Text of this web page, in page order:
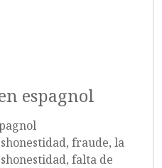
espagnol
fraude, la
falta de